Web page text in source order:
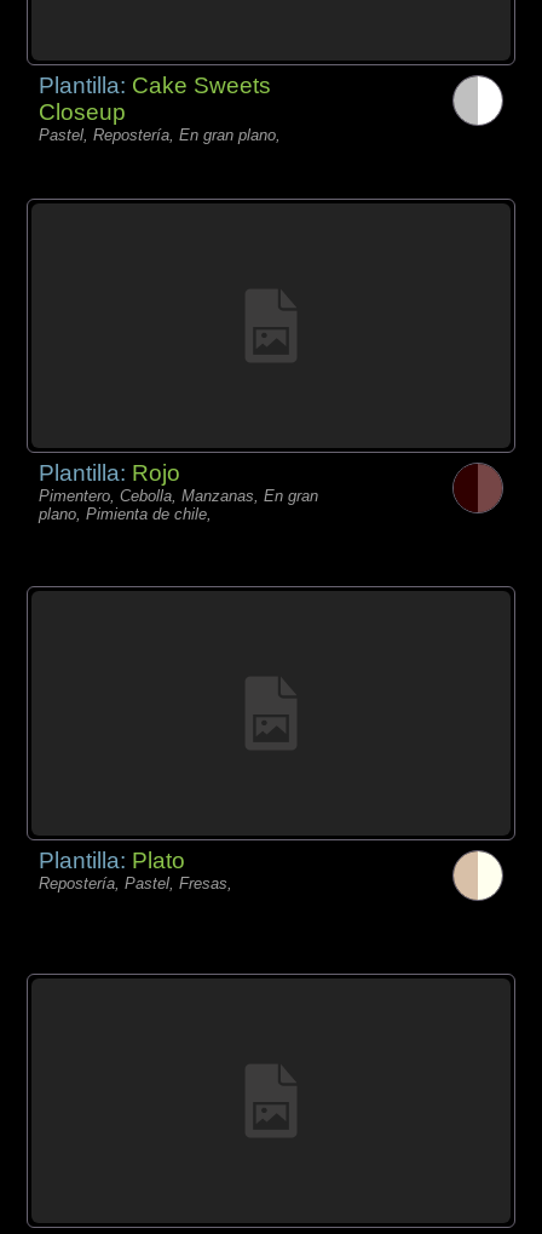
Plantilla: Cake Sweets
Closeup
Pastel, Repostería, En gran plano,
Plantilla: Rojo
Pimentero, Cebolla, Manzanas, En gran
plano, Pimienta de chile,
Plantilla: Plato
Repostería, Pastel, Fresas,